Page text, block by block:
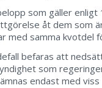
som gäller
åt dem som
med samma kvotdel
befaras att
som
endast med viss